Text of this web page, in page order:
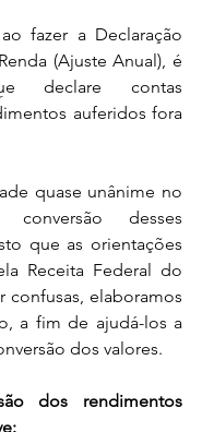
fazer a Declaração
(Ajuste Anual), é
declare contas
auferidos fora
quase unânime no
desses
que as orientações
Receita Federal do
confusas, elaboramos
a fim de ajudá-los a
dos valores.
dos rendimentos